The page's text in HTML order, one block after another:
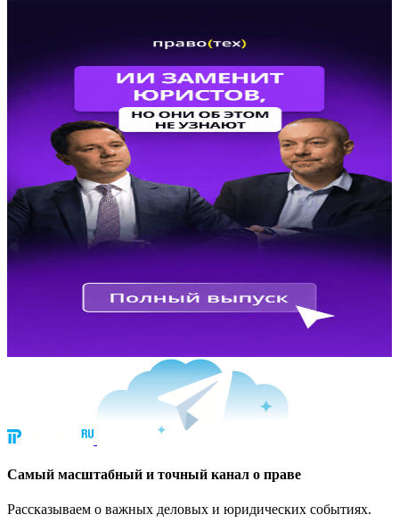
Cамый масштабный и точный канал о праве
Рассказываем о важных деловых и юридических событиях.